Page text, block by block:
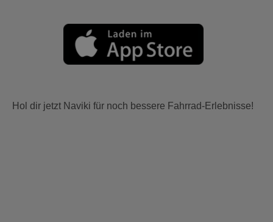
Hol dir jetzt Naviki für noch bessere Fahrrad-Erlebnisse!